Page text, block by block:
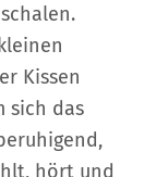
Kissen
sich das
hört und